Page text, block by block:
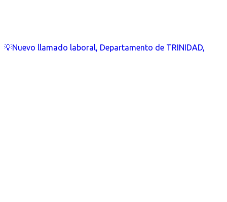
💡Nuevo llamado laboral, Departamento de TRINIDAD,